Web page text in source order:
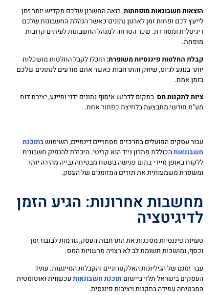
הוצאות חשבונאות מופחתות: רואה החשבון שלכם מקדיש יותר זמן
לייעץ לכם ופחות זמן לארגון נתונים כאשר הנהלת החשבונות שלכם
דיגיטלית ומסודרת. שכר הטרחה למנהל החשבונות לעיתים קרובות
מופחת.
קבלת החלטות פיננסיות משופרת: תוכלו לקבל החלטות מושכלות
יותר בנוגע לגיוס, שיווק והתרחבות כאשר אתם מודעים לנתונים שלכם
בזמן אמת.
ציות לתקנות מס: במקום לדרוש איסוף נתונים ידני ומייגע, יצירת דוח
מע"מ חודשי מתבצעת בלחיצת כפתור אחת.
עבור עסקים הפועלים במרכזים מסחריים דינמיים, השימוש בתוכנת
חשבונאותהכוללת פתרון נייד הוא קריטי. היכולת להנפיק חשבונית
ללקוח באופן מיידי בתום פגישה בשטח מבטיחה גבייה מהירה יותר
ומשפרת משמעותית את תזרים המזומנים של העסק.
מחשבות אחרונות: הגיע הזמן
לדיגיטציה
טעויות פיננסיות מסכנות את התרחבות העסק, גורמות לבזבוז זמן
וכסף, ומושכות תשומת לב לא רצויה מרשויות המס.
עבר זמנם של הגיליונות האלקטרוניים והקבלות המייגעות. עתיד
העסקים בישראל תלוי ביישום תוכנת חשבונאותעכשווית ואוטומטית
המבטיחה עמידה בתקנות ויציבות פיננסית.